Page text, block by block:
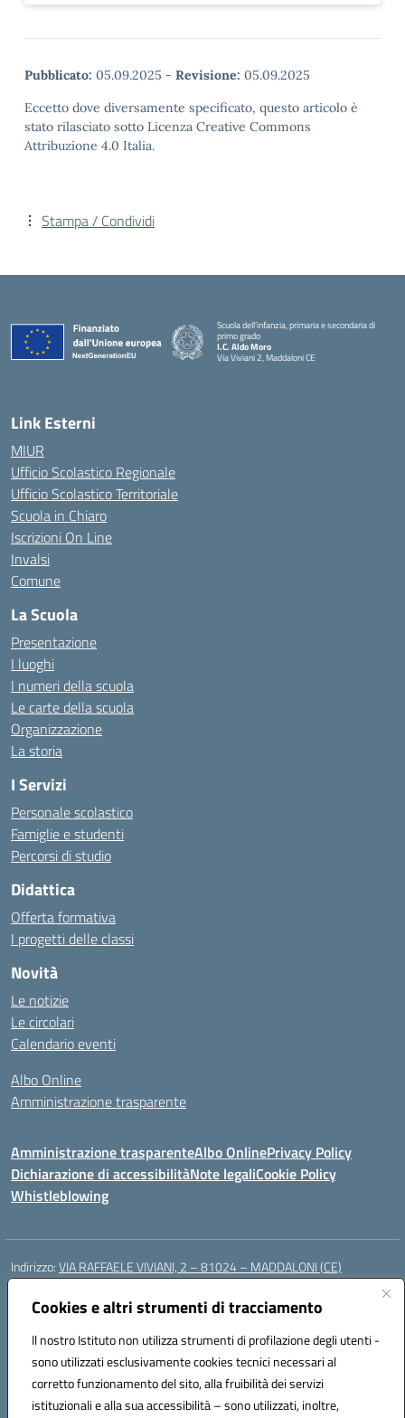
Cookies e altri strumenti di tracciamento
Il nostro Istituto non utilizza strumenti di profilazione degli utenti -
sono utilizzati esclusivamente cookies tecnici necessari al
corretto funzionamento del sito, alla fruibilità dei servizi
istituzionali e alla sua accessibilità – sono utilizzati, inoltre,
Pubblicato: 05.09.2025 - Revisione: 05.09.2025
Eccetto dove diversamente specificato, questo articolo è
stato rilasciato sotto Licenza Creative Commons
Attribuzione 4.0 Italia.
Stampa / Condividi
Scuola dell’infanzia, primaria e secondaria di
primo grado
I.C. Aldo Moro
Via Viviani 2, Maddaloni CE
Link Esterni
MIUR
Ufficio Scolastico Regionale
Ufficio Scolastico Territoriale
Scuola in Chiaro
Iscrizioni On Line
Invalsi
Comune
La Scuola
Presentazione
I luoghi
I numeri della scuola
Le carte della scuola
Organizzazione
La storia
I Servizi
Personale scolastico
Famiglie e studenti
Percorsi di studio
Didattica
Offerta formativa
I progetti delle classi
Novità
Le notizie
Le circolari
Calendario eventi
Albo Online
Amministrazione trasparente
Amministrazione trasparenteAlbo OnlinePrivacy Policy
Dichiarazione di accessibilitàNote legaliCookie Policy
Whistleblowing
Indirizzo:VIA RAFFAELE VIVIANI, 2 – 81024 – MADDALONI (CE)
Centralino:
Posta elettronica certificata (PEC):ceic8av00r@pec.istruzione.it
Codice fiscale: 93086020612
Codice meccanografico:CEIC8AV00R
Codice Indice delle Pubbliche Amministrazioni (IPA): icamm
Codice unico di fatturazione (CUF): UF8WE6